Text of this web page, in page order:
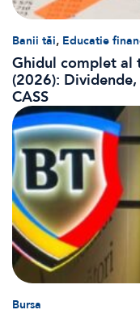
Banii tăi, Educatie
Ghidul complet al
(2026):
CASS
Bursa